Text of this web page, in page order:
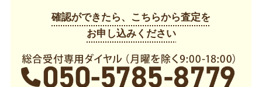
確認ができたら、こちらから査定を
お申し込みください